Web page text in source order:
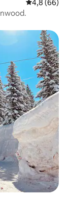
4,8 de uma
4,8 (66)